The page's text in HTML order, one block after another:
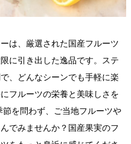
は、厳選された国産フルーツ
に引き出した逸品です。ステ
、どんなシーンでも手軽に楽
フルーツの栄養と美味しさを
を問わず、ご当地フルーツや
でみませんか？国産果実のフ